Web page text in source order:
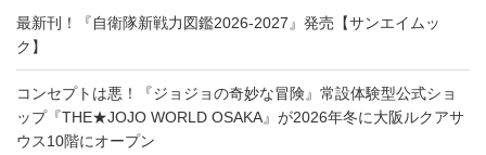
最新刊！『自衛隊新戦力図鑑2026-2027』発売【サンエイムッ
ク】
コンセプトは悪！『ジョジョの奇妙な冒険』常設体験型公式ショ
ップ『THE★JOJO WORLD OSAKA』が2026年冬に大阪ルクアサ
ウス10階にオープン